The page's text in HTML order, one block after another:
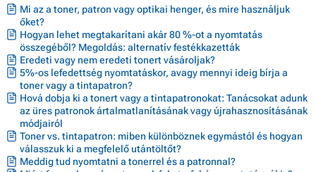
Patron HP DESKJET 2820E ALL-IN-ONE
Patron HP DESKJET 2821E
Patron HP DESKJET 2822E
Patron HP DESKJET 2823E
Patron HP DESKJET 4110E ALL-IN-ONE
Patron HP DESKJET 4120E ALL-IN-ONE
Patron HP DESKJET 4122E ALL-IN-ONE
Patron HP DESKJET 4130E ALL-IN-ONE
Patron HP DESKJET 4200 SERIES
Patron HP DESKJET 4210E
Patron HP DESKJET 4220E
Patron HP DESKJET 4222E
Patron HP DESKJET 4230E
Mi az a toner, patron vagy optikai henger, és mire használjuk
őket?
Hogyan lehet megtakarítani akár 80 %-ot a nyomtatás
összegéből? Megoldás: alternatív festékkazetták
Eredeti vagy nem eredeti tonert vásároljak?
5%-os lefedettség nyomtatáskor, avagy mennyi ideig bírja a
toner vagy a tintapatron?
Hová dobja ki a tonert vagy a tintapatronokat: Tanácsokat adunk
az üres patronok ártalmatlanításának vagy újrahasznosításának
módjairól
Toner vs. tintapatron: miben különböznek egymástól és hogyan
válasszuk ki a megfelelő utántöltőt?
Meddig tud nyomtatni a tonerrel és a patronnal?